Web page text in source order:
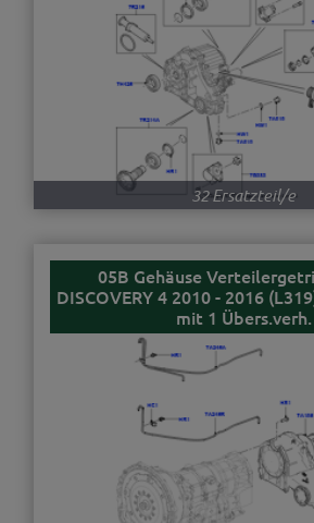
32 Ersatzteil/e
05B Gehäuse
DISCOVERY 4 2010 - 2016
mit 1 Übers.verh.